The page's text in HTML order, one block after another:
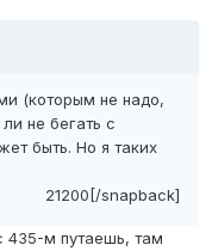
(которым не надо,
не бегать с
быть. Но я таких
21200[/snapback]
435-м путаешь, там